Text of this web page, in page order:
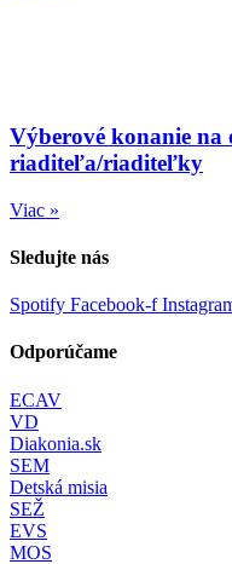
Výberové konanie na
riaditeľa/riaditeľky
Viac »
Sledujte nás
Spotify Facebook-f
Odporúčame
ECAV
VD
Diakonia.sk
SEM
Detská misia
SEŽ
EVS
MOS